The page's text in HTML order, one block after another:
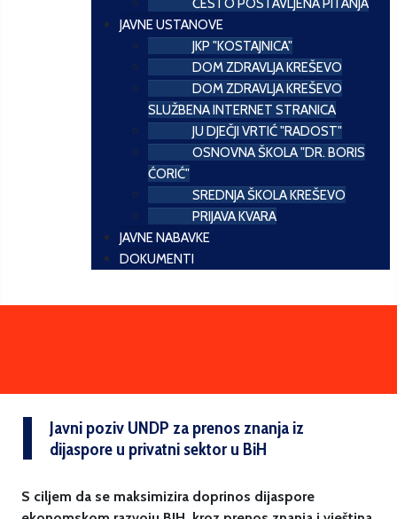
ČESTO POSTAVLJENA PITANJA
JAVNE USTANOVE
JKP "KOSTAJNICA"
DOM ZDRAVLJA KREŠEVO
DOM ZDRAVLJA KREŠEVO
SLUŽBENA INTERNET STRANICA
JU DJEČJI VRTIĆ "RADOST"
OSNOVNA ŠKOLA "DR. BORIS
ĆORIĆ"
SREDNJA ŠKOLA KREŠEVO
PRIJAVA KVARA
JAVNE NABAVKE
DOKUMENTI
Javni poziv UNDP za prenos znanja iz
dijaspore u privatni sektor u BiH
S ciljem da se maksimizira doprinos dijaspore